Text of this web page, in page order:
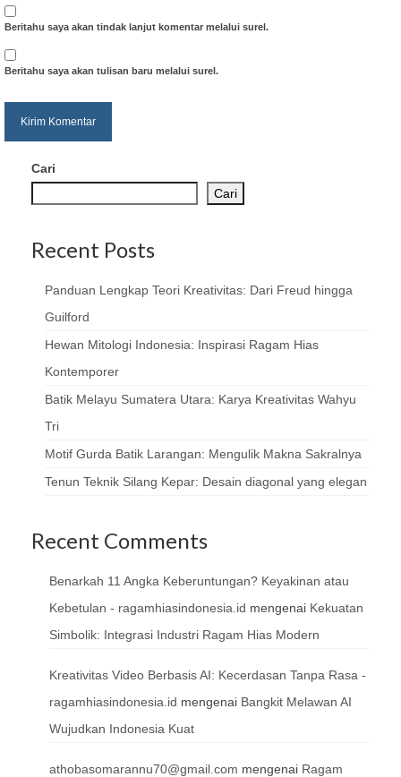
Beritahu saya akan tindak lanjut komentar melalui surel.
Beritahu saya akan tulisan baru melalui surel.
Cari
Cari
Recent Posts
Panduan Lengkap Teori Kreativitas: Dari Freud hingga
Guilford
Hewan Mitologi Indonesia: Inspirasi Ragam Hias
Kontemporer
Batik Melayu Sumatera Utara: Karya Kreativitas Wahyu
Tri
Motif Gurda Batik Larangan: Mengulik Makna Sakralnya
Tenun Teknik Silang Kepar: Desain diagonal yang elegan
Recent Comments
Benarkah 11 Angka Keberuntungan? Keyakinan atau
Kebetulan - ragamhiasindonesia.id mengenai Kekuatan
Simbolik: Integrasi Industri Ragam Hias Modern
Kreativitas Video Berbasis AI: Kecerdasan Tanpa Rasa -
ragamhiasindonesia.id mengenai Bangkit Melawan AI
Wujudkan Indonesia Kuat
athobasomarannu70@gmail.com mengenai Ragam